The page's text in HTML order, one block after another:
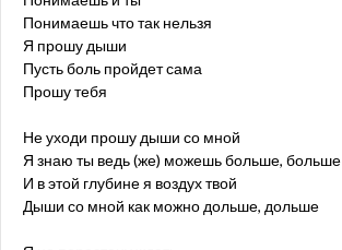
Понимаешь что так нельзя
Я прошу дыши
Пусть боль пройдет сама
Прошу тебя
Не уходи прошу дыши со мной
Я знаю ты ведь (же) можешь больше, больше
И в этой глубине я воздух твой
Дыши со мной как можно дольше, дольше